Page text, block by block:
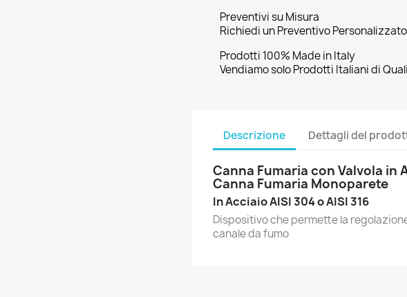
Preventivi su Misura
Richiedi un Preventivo Personalizzato
Prodotti 100% Made in Italy
Vendiamo solo Prodotti Italiani di
Descrizione Dettagli del
Canna Fumaria con Valvola in
Canna Fumaria Monoparete
In Acciaio AISI 304 o AISI 316
Dispositivo che permette la
canale da fumo